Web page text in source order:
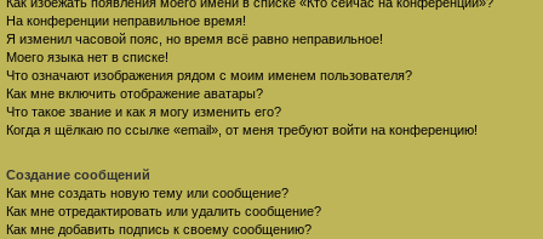
На конференции неправильное время!
Я изменил часовой пояс, но время всё равно неправильное!
Моего языка нет в списке!
Что означают изображения рядом с моим именем пользователя?
Как мне включить отображение аватары?
Что такое звание и как я могу изменить его?
Когда я щёлкаю по ссылке «email», от меня требуют войти на конференцию!
Создание сообщений
Как мне создать новую тему или сообщение?
Как мне отредактировать или удалить сообщение?
Как мне добавить подпись к своему сообщению?